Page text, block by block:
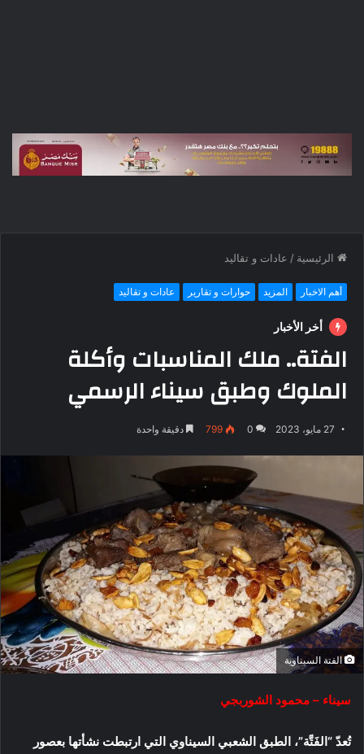
الرئيسية / عادات و تقاليد
أهم الاخبار المزيد حوارات و تقارير عادات و تقاليد
أخر الأخبار
الفتة.. ملك المناسبات وأكلة
الملوك وطبق سيناء الرسمي
27 مايو، 2023 0
799 دقيقة واحدة
الفتة السيناوية
سيناء – محمود الشوربجي
تُعدّ “الفَتَّة”، الطبق الشعبي السيناوي التي ارتبطت نشأتها بعصور